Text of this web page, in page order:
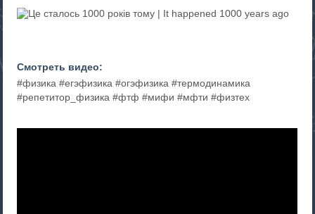
Смотреть видео:
#физика #егэфизика #огэфизика #термодинамика
#репетитор_физика #фтф #мифи #мфти #физтех